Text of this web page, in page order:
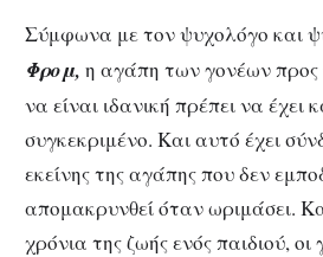
Σύμφωνα με τον ψυχολόγο και
Φρομ, η αγάπη των γονέων προς
να είναι ιδανική πρέπει να έχει
συγκεκριμένο. Και αυτό έχει
εκείνης της αγάπης που δεν
απομακρυνθεί όταν ωριμάσει.
χρόνια της ζωής ενός παιδιού, οι